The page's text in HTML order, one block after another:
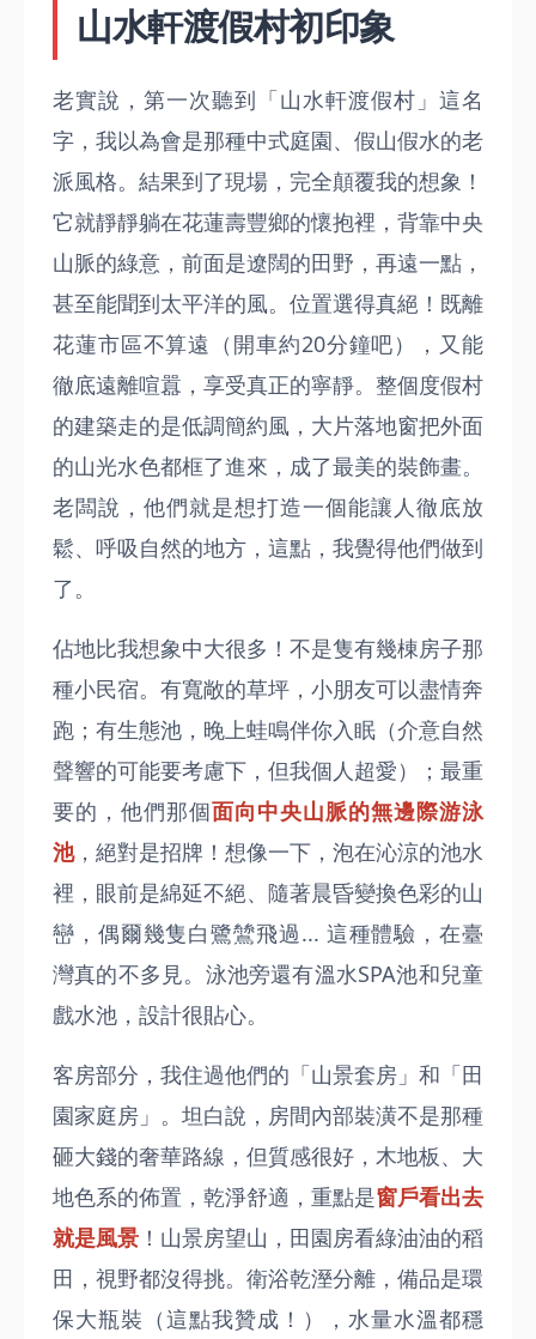
山水軒渡假村初印象
老實說，第一次聽到「山水軒渡假村」這名
字，我以為會是那種中式庭園、假山假水的老
派風格。結果到了現場，完全顛覆我的想象！
它就靜靜躺在花蓮壽豐鄉的懷抱裡，背靠中央
山脈的綠意，前面是遼闊的田野，再遠一點，
甚至能聞到太平洋的風。位置選得真絕！既離
花蓮市區不算遠（開車約20分鐘吧），又能
徹底遠離喧囂，享受真正的寧靜。整個度假村
的建築走的是低調簡約風，大片落地窗把外面
的山光水色都框了進來，成了最美的裝飾畫。
老闆說，他們就是想打造一個能讓人徹底放
鬆、呼吸自然的地方，這點，我覺得他們做到
了。
佔地比我想象中大很多！不是隻有幾棟房子那
種小民宿。有寬敞的草坪，小朋友可以盡情奔
跑；有生態池，晚上蛙鳴伴你入眠（介意自然
聲響的可能要考慮下，但我個人超愛）；最重
要的，他們那個面向中央山脈的無邊際游泳
池，絕對是招牌！想像一下，泡在沁涼的池水
裡，眼前是綿延不絕、隨著晨昏變換色彩的山
巒，偶爾幾隻白鷺鷥飛過... 這種體驗，在臺
灣真的不多見。泳池旁還有溫水SPA池和兒童
戲水池，設計很貼心。
客房部分，我住過他們的「山景套房」和「田
園家庭房」。坦白說，房間內部裝潢不是那種
砸大錢的奢華路線，但質感很好，木地板、大
地色系的佈置，乾淨舒適，重點是窗戶看出去
就是風景 ！山景房望山，田園房看綠油油的稻
田，視野都沒得挑。衛浴乾溼分離，備品是環
保大瓶裝（這點我贊成！），水量水溫都穩